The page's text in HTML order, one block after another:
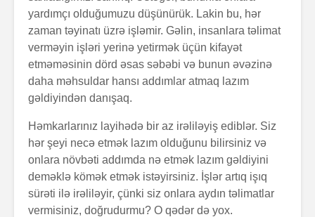
yardımçı olduğumuzu düşünürük. Lakin bu, hər
zaman təyinatı üzrə işləmir. Gəlin, insanlara təlimat
verməyin işləri yerinə yetirmək üçün kifayət
etməməsinin dörd əsas səbəbi və bunun əvəzinə
daha məhsuldar hansı addımlar atmaq lazım
gəldiyindən danışaq.
Həmkarlarınız layihədə bir az irəliləyiş ediblər. Siz
hər şeyi necə etmək lazım olduğunu bilirsiniz və
onlara növbəti addımda nə etmək lazım gəldiyini
deməklə kömək etmək istəyirsiniz. İşlər artıq işıq
sürəti ilə irəliləyir, çünki siz onlara aydın təlimatlar
vermisiniz, doğrudurmu? O qədər də yox.
Alfred Adler və
psixologiya
anlayışı
“Ulduzlu gecə”
necə yarandı?